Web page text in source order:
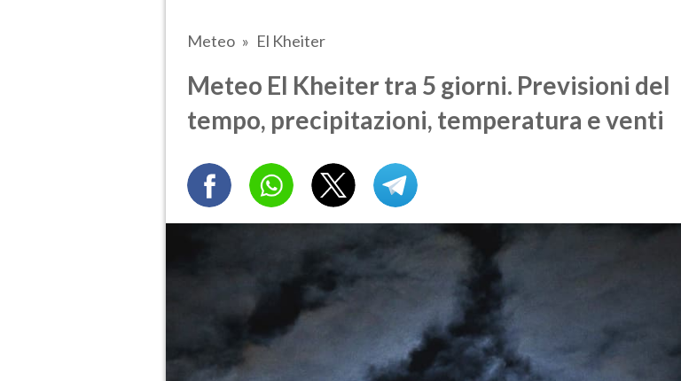
Meteo El Kheiter
Meteo El Kheiter tra 5 giorni. Previsioni del
tempo, precipitazioni, temperatura e venti